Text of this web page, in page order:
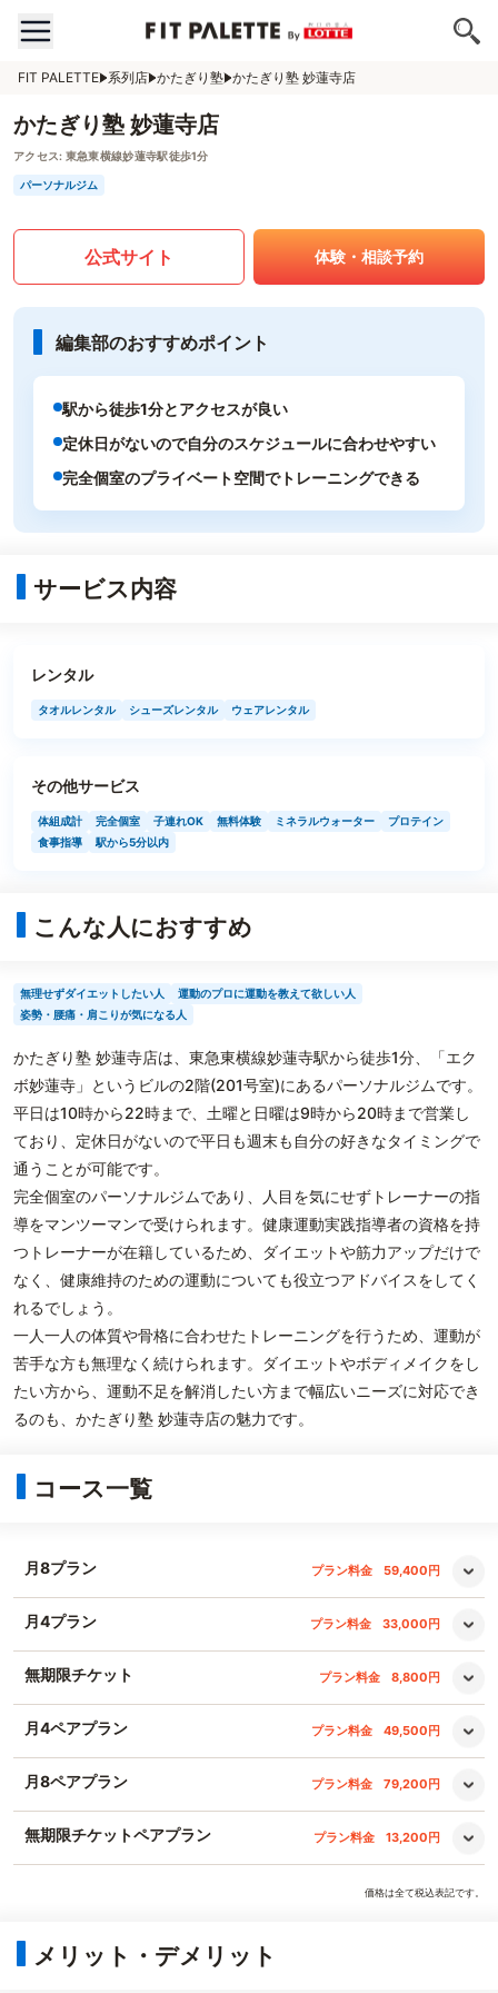
FIT PALETTE 系列店 かたぎり塾 かたぎり塾 妙蓮寺店
かたぎり塾 妙蓮寺店
アクセス: 東急東横線妙蓮寺駅徒歩1分
パーソナルジム
公式サイト 体験・相談予約
編集部のおすすめポイント
駅から徒歩1分とアクセスが良い
定休日がないので自分のスケジュールに合わせやすい
完全個室のプライベート空間でトレーニングできる
サービス内容
レンタル
タオルレンタル シューズレンタル ウェアレンタル
その他サービス
体組成計 完全個室 子連れOK 無料体験 ミネラルウォーター
プロテイン
食事指導
駅から5分以内
こんな人におすすめ
無理せずダイエットしたい人
運動のプロに運動を教えて欲しい人
姿勢・腰痛・肩こりが気になる人
かたぎり塾 妙蓮寺店は、東急東横線妙蓮寺駅から徒歩1分、「エク
ボ妙蓮寺」というビルの2階(201号室)にあるパーソナルジムです。
平日は10時から22時まで、土曜と日曜は9時から20時まで営業し
ており、定休日がないので平日も週末も自分の好きなタイミングで
通うことが可能です。
完全個室のパーソナルジムであり、人目を気にせずトレーナーの指
導をマンツーマンで受けられます。健康運動実践指導者の資格を持
つトレーナーが在籍しているため、ダイエットや筋力アップだけで
なく、健康維持のための運動についても役立つアドバイスをしてく
れるでしょう。
一人一人の体質や骨格に合わせたトレーニングを行うため、運動が
苦手な方も無理なく続けられます。ダイエットやボディメイクをし
たい方から、運動不足を解消したい方まで幅広いニーズに対応でき
るのも、かたぎり塾 妙蓮寺店の魅力です。
コース一覧
月8プラン プラン料金 59,400円
月4プラン プラン料金 33,000円
無期限チケット プラン料金 8,800円
月4ペアプラン プラン料金 49,500円
月8ペアプラン プラン料金 79,200円
無期限チケットペアプラン プラン料金 13,200円
価格は全て税込表記です。
メリット・デメリット